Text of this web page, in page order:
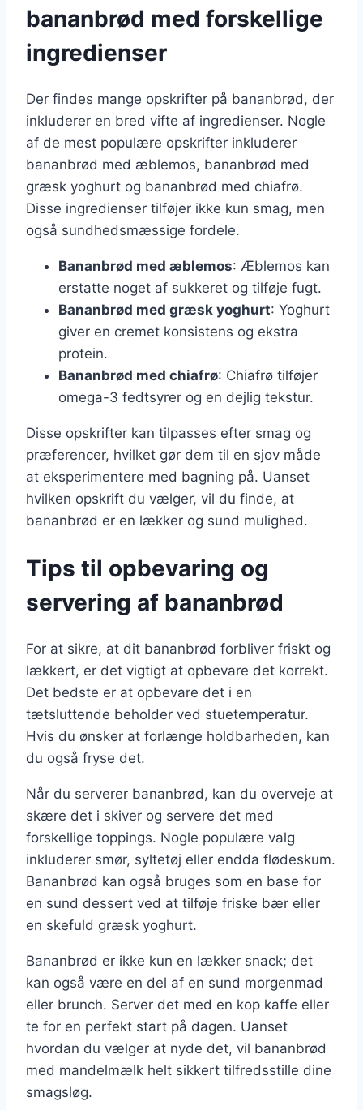
bananbrød med forskellige
ingredienser
Der findes mange opskrifter på bananbrød, der
inkluderer en bred vifte af ingredienser. Nogle
af de mest populære opskrifter inkluderer
bananbrød med æblemos, bananbrød med
græsk yoghurt og bananbrød med chiafrø.
Disse ingredienser tilføjer ikke kun smag, men
også sundhedsmæssige fordele.
Bananbrød med æblemos: Æblemos kan
erstatte noget af sukkeret og tilføje fugt.
Bananbrød med græsk yoghurt: Yoghurt
giver en cremet konsistens og ekstra
protein.
Bananbrød med chiafrø: Chiafrø tilføjer
omega-3 fedtsyrer og en dejlig tekstur.
Disse opskrifter kan tilpasses efter smag og
præferencer, hvilket gør dem til en sjov måde
at eksperimentere med bagning på. Uanset
hvilken opskrift du vælger, vil du finde, at
bananbrød er en lækker og sund mulighed.
Tips til opbevaring og
servering af bananbrød
For at sikre, at dit bananbrød forbliver friskt og
lækkert, er det vigtigt at opbevare det korrekt.
Det bedste er at opbevare det i en
tætsluttende beholder ved stuetemperatur.
Hvis du ønsker at forlænge holdbarheden, kan
du også fryse det.
Når du serverer bananbrød, kan du overveje at
skære det i skiver og servere det med
forskellige toppings. Nogle populære valg
inkluderer smør, syltetøj eller endda flødeskum.
Bananbrød kan også bruges som en base for
en sund dessert ved at tilføje friske bær eller
en skefuld græsk yoghurt.
Bananbrød er ikke kun en lækker snack; det
kan også være en del af en sund morgenmad
eller brunch. Server det med en kop kaffe eller
te for en perfekt start på dagen. Uanset
hvordan du vælger at nyde det, vil bananbrød
med mandelmælk helt sikkert tilfredsstille dine
smagsløg.